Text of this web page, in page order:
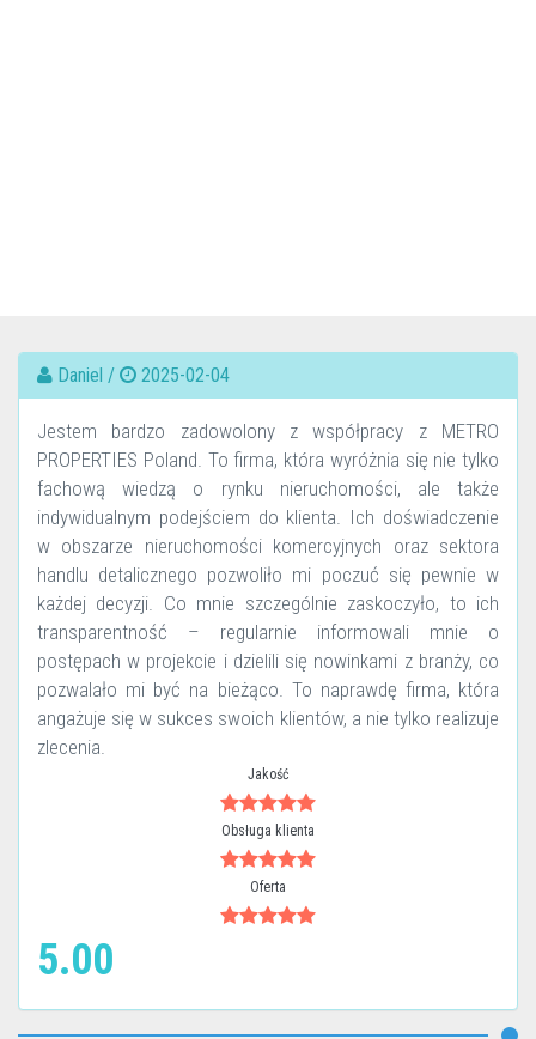
Daniel / 2025-02-04
Jestem bardzo zadowolony z współpracy z METRO
PROPERTIES Poland. To firma, która wyróżnia się nie tylko
fachową wiedzą o rynku nieruchomości, ale także
indywidualnym podejściem do klienta. Ich doświadczenie
w obszarze nieruchomości komercyjnych oraz sektora
handlu detalicznego pozwoliło mi poczuć się pewnie w
każdej decyzji. Co mnie szczególnie zaskoczyło, to ich
transparentność – regularnie informowali mnie o
postępach w projekcie i dzielili się nowinkami z branży, co
pozwalało mi być na bieżąco. To naprawdę firma, która
angażuje się w sukces swoich klientów, a nie tylko realizuje
zlecenia.
Jakość
Obsługa klienta
Oferta
5.00